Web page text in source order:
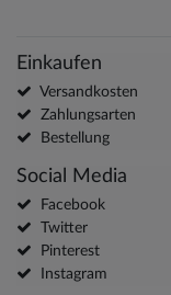
Einkaufen
Versandkosten
Zahlungsarten
Bestellung
Social Media
Facebook
Twitter
Pinterest
Instagram